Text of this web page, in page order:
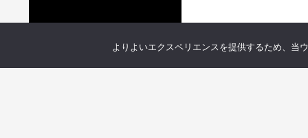
よりよいエクスペリエンスを提供するため、当